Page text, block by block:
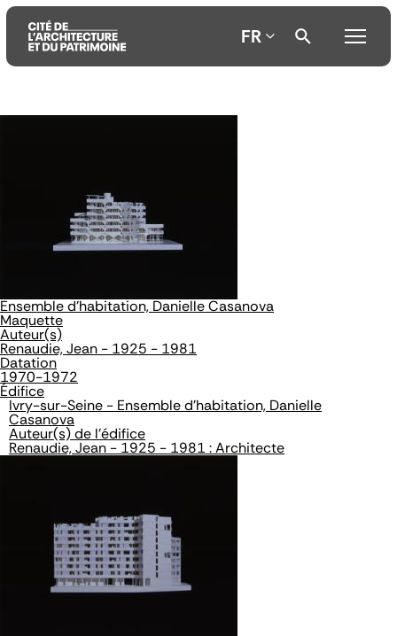
FR
Ensemble d'habitation, Danielle Casanova
Maquette
Auteur(s)
Renaudie, Jean - 1925 - 1981
Datation
1970-1972
Édifice
Ivry-sur-Seine - Ensemble d'habitation, Danielle
Casanova
Auteur(s) de l'édifice
Renaudie, Jean - 1925 - 1981 : Architecte